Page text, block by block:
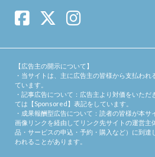
【広告主の開示について】
・当サイトは、主に広告主の皆様から支払わ
ています。
・記事広告について：広告主より対価をいた
ては【Sponsored】表記をしています。
・成果報酬型広告について：読者の皆様が本サ
画像リンクを経由してリンク先サイトの運営主
品・サービスの申込・予約・購入など）に到達
われることがあります。